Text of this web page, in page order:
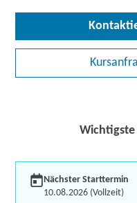
Wichtigste
Nächster Starttermin
10.08.2026 (Vollzeit)